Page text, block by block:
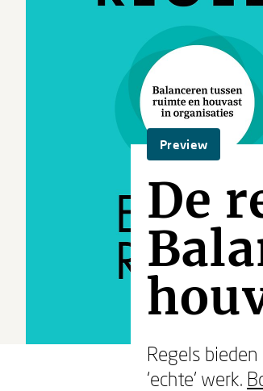
Preview
De
Regels
‘echte' werk.